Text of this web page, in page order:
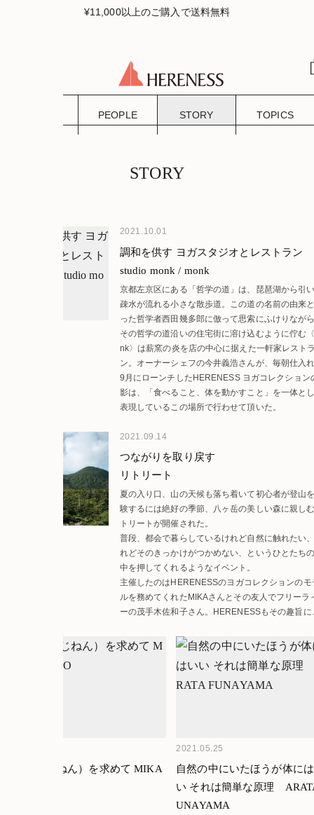
¥11,000以上のご購入で送料無料
PEOPLE STORY TOPICS
STORY
2021.10.01
調和を供す ヨガスタジオとレストラン
studio monk / monk
京都左京区にある「哲学の道」は、琵琶湖から引
疎水が流れる小さな散歩道。この道の名前の由来
った哲学者西田幾多郎に倣って思索にふけりなが
策するのが本来の在り方だろうが、最近はランニ
をする人の姿もちらほらと目にする。そうしたラ
ーも、ここでは心なしか哲学者めいて見えるから
議だ。
その哲学の道沿いの住宅街に溶け込むように佇む
nk〉は薪窯の炎を店の中心に据えた一軒家レスト
ン。オーナーシェフの今井義浩さんが、毎朝仕入
大原の野菜をはじめとした自然の滋味を存分に味
ことができる。そしてその二階では、パートナー
ナさんがヨガスタジオ〈studio monk〉を主宰して
9月にローンチしたHERENESS ヨガコレクション
影は、「食べること、体を動かすこと」を一体と
表現しているこの場所で行わせて頂いた。
2021.09.14
つながりを取り戻す
リトリート
夏の入り口、山の天候も落ち着いて初心者が登山
験するには絶好の季節、八ヶ岳の美しい森に親し
トリートが開催された。
普段、都会で暮らしているけれど自然に触れたい
れどそのきっかけがつかめない、というひとたち
中を押してくれるようなイベント。
主催したのはHERENESSのヨガコレクションのモ
ルを務めてくれたMIKAさんとその友人でフリーラ
ーの茂手木佐和子さん。HERENESSもその趣旨に
佐和子さんにお話を伺った。
自然（じねん）を求めて MIKA
2021.05.25
自然の中にいたほうが体に
い それは簡単な原理
UNAYAMA